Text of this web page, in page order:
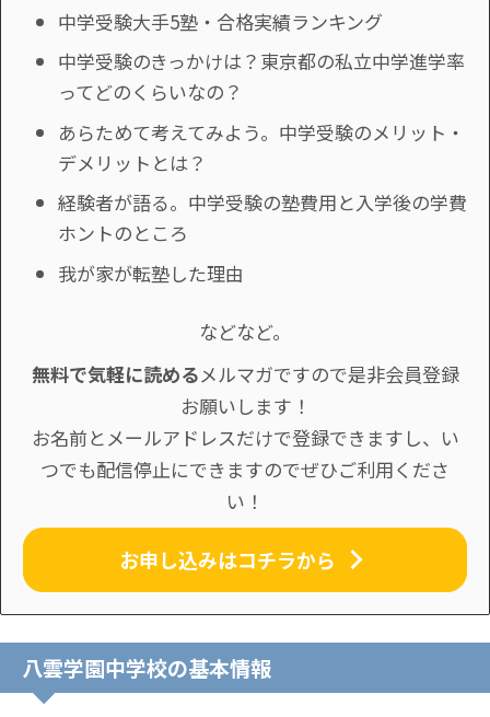
中学受験大手5塾・合格実績ランキング
中学受験のきっかけは？東京都の私立中学進学率
ってどのくらいなの？
あらためて考えてみよう。中学受験のメリット・
デメリットとは？
経験者が語る。中学受験の塾費用と入学後の学費
ホントのところ
我が家が転塾した理由
などなど。
無料で気軽に読めるメルマガですので是非会員登録
お願いします！
お名前とメールアドレスだけで登録できますし、い
つでも配信停止にできますのでぜひご利用くださ
い！
お申し込みはコチラから
八雲学園中学校の基本情報